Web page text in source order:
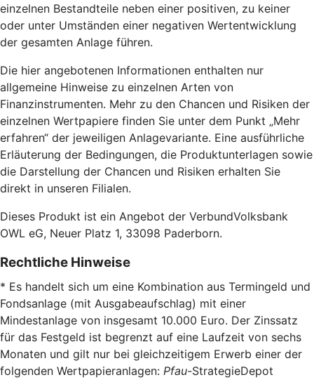
einzelnen Bestandteile neben einer positiven, zu keiner
oder unter Umständen einer negativen Wertentwicklung
der gesamten Anlage führen.
Die hier angebotenen Informationen enthalten nur
allgemeine Hinweise zu einzelnen Arten von
Finanzinstrumenten. Mehr zu den Chancen und Risiken der
einzelnen Wertpapiere finden Sie unter dem Punkt „Mehr
erfahren“ der jeweiligen Anlagevariante. Eine ausführliche
Erläuterung der Bedingungen, die Produktunterlagen sowie
die Darstellung der Chancen und Risiken erhalten Sie
direkt in unseren Filialen.
Dieses Produkt ist ein Angebot der VerbundVolksbank
OWL eG, Neuer Platz 1, 33098 Paderborn.
Rechtliche Hinweise
* Es handelt sich um eine Kombination aus Termingeld und
Fondsanlage (mit Ausgabeaufschlag) mit einer
Mindestanlage von insgesamt 10.000 Euro. Der Zinssatz
für das Festgeld ist begrenzt auf eine Laufzeit von sechs
Monaten und gilt nur bei gleichzeitigem Erwerb einer der
folgenden Wertpapieranlagen: Pfau-StrategieDepot